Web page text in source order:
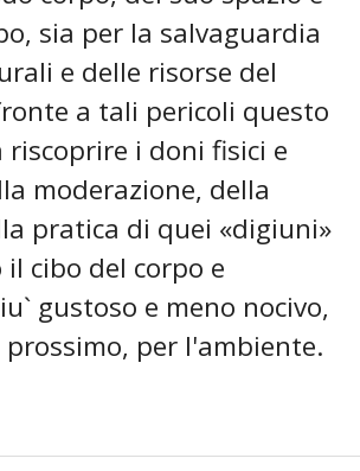
sia per la salvaguardia
e delle risorse del
a tali pericoli questo
i doni fisici e
moderazione, della
pratica di quei «digiuni»
cibo del corpo e
gustoso e meno nocivo,
prossimo, per l'ambiente.